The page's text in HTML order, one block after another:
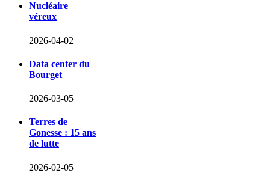
Nucléaire
véreux
2026-04-02
Data center du
Bourget
2026-03-05
Terres de
Gonesse : 15 ans
de lutte
2026-02-05